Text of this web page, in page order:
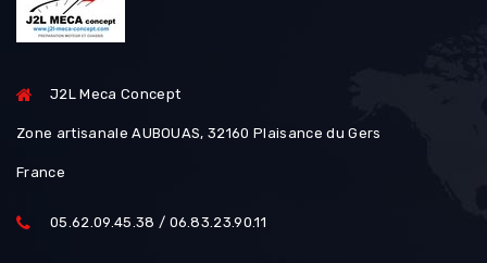
J2L Meca Concept
Zone artisanale AUBOUAS, 32160 Plaisance du Gers
France
05.62.09.45.38 / 06.83.23.90.11